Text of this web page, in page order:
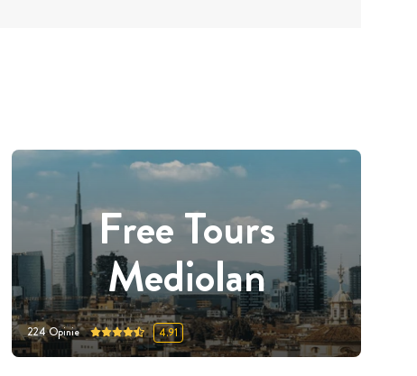
Free Tours
Mediolan
224Opinie 4.91